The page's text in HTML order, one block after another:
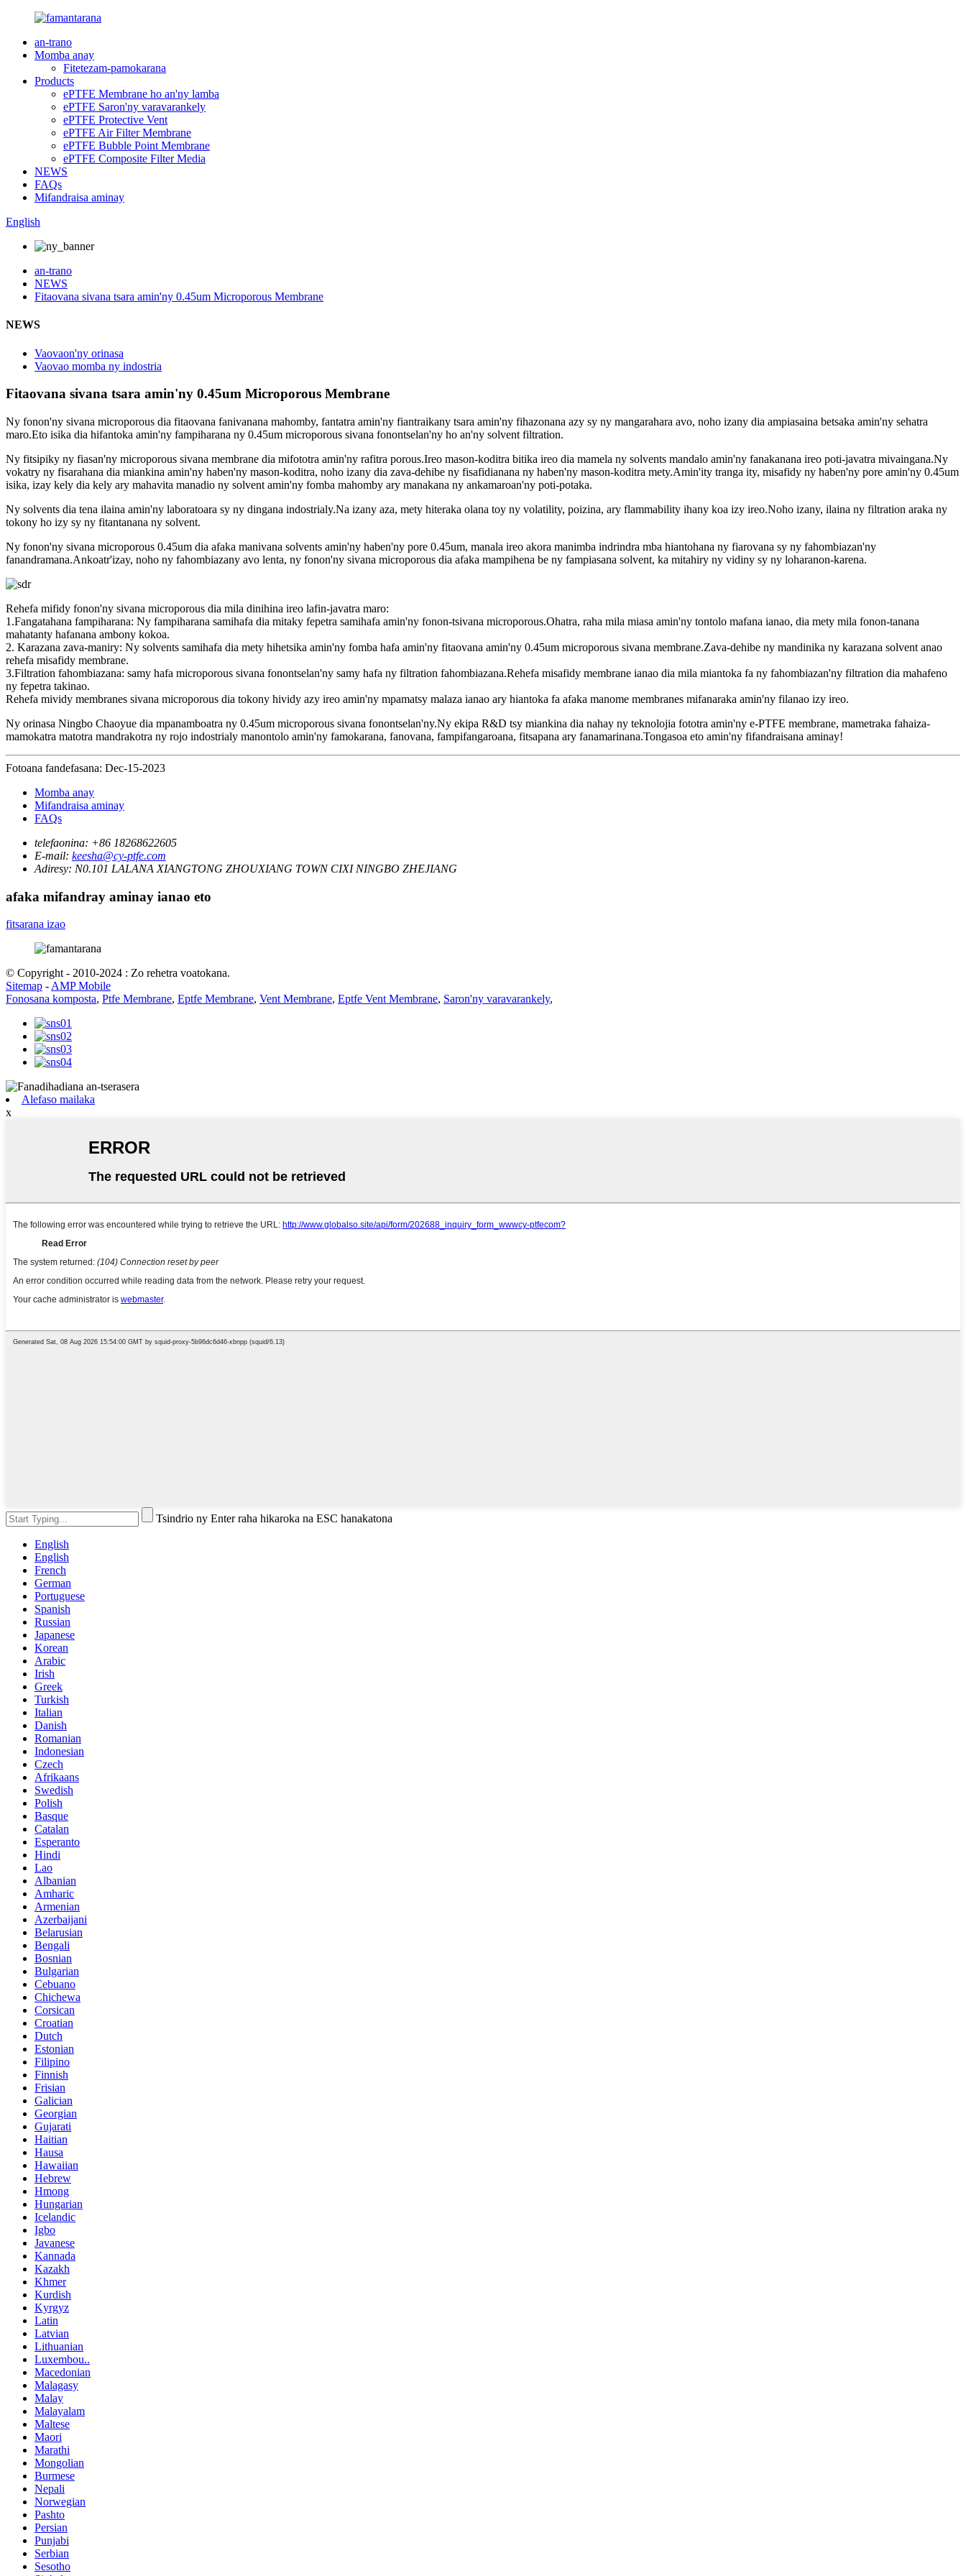
an-trano
Momba anay
Fitetezam-pamokarana
Products
ePTFE Membrane ho an'ny lamba
ePTFE Saron'ny varavarankely
ePTFE Protective Vent
ePTFE Air Filter Membrane
ePTFE Bubble Point Membrane
ePTFE Composite Filter Media
NEWS
FAQs
Mifandraisa aminay
English
an-trano
NEWS
Fitaovana sivana tsara amin'ny 0.45um Microporous Membrane
NEWS
Vaovaon'ny orinasa
Vaovao momba ny indostria
Fitaovana sivana tsara amin'ny 0.45um Microporous Membrane
Ny fonon'ny sivana microporous dia fitaovana fanivanana mahomby, fantatra amin'ny fiantraikany tsara amin'ny fihazonana azy sy ny mangarahara avo, noho izany dia ampiasaina betsaka amin'ny sehatra
maro.Eto isika dia hifantoka amin'ny fampiharana ny 0.45um microporous sivana fonontselan'ny ho an'ny solvent filtration.
Ny fitsipiky ny fiasan'ny microporous sivana membrane dia mifototra amin'ny rafitra porous.Ireo mason-koditra bitika ireo dia mamela ny solvents mandalo amin'ny fanakanana ireo poti-javatra mivaingana.Ny
vokatry ny fisarahana dia miankina amin'ny haben'ny mason-koditra, noho izany dia zava-dehibe ny fisafidianana ny haben'ny mason-koditra mety.Amin'ity tranga ity, misafidy ny haben'ny pore amin'ny 0.45um
isika, izay kely dia kely ary mahavita manadio ny solvent amin'ny fomba mahomby ary manakana ny ankamaroan'ny poti-potaka.
Ny solvents dia tena ilaina amin'ny laboratoara sy ny dingana indostrialy.Na izany aza, mety hiteraka olana toy ny volatility, poizina, ary flammability ihany koa izy ireo.Noho izany, ilaina ny filtration araka ny
tokony ho izy sy ny fitantanana ny solvent.
Ny fonon'ny sivana microporous 0.45um dia afaka manivana solvents amin'ny haben'ny pore 0.45um, manala ireo akora manimba indrindra mba hiantohana ny fiarovana sy ny fahombiazan'ny
fanandramana.Ankoatr'izay, noho ny fahombiazany avo lenta, ny fonon'ny sivana microporous dia afaka mampihena be ny fampiasana solvent, ka mitahiry ny vidiny sy ny loharanon-karena.
Rehefa mifidy fonon'ny sivana microporous dia mila dinihina ireo lafin-javatra maro:
1.Fangatahana fampiharana: Ny fampiharana samihafa dia mitaky fepetra samihafa amin'ny fonon-tsivana microporous.Ohatra, raha mila miasa amin'ny tontolo mafana ianao, dia mety mila fonon-tanana
mahatanty hafanana ambony kokoa.
2. Karazana zava-maniry: Ny solvents samihafa dia mety hihetsika amin'ny fomba hafa amin'ny fitaovana amin'ny 0.45um microporous sivana membrane.Zava-dehibe ny mandinika ny karazana solvent anao
rehefa misafidy membrane.
3.Filtration fahombiazana: samy hafa microporous sivana fonontselan'ny samy hafa ny filtration fahombiazana.Rehefa misafidy membrane ianao dia mila miantoka fa ny fahombiazan'ny filtration dia mahafeno
ny fepetra takinao.
Rehefa mividy membranes sivana microporous dia tokony hividy azy ireo amin'ny mpamatsy malaza ianao ary hiantoka fa afaka manome membranes mifanaraka amin'ny filanao izy ireo.
Ny orinasa Ningbo Chaoyue dia mpanamboatra ny 0.45um microporous sivana fonontselan'ny.Ny ekipa R&D tsy miankina dia nahay ny teknolojia fototra amin'ny e-PTFE membrane, mametraka fahaiza-
mamokatra matotra mandrakotra ny rojo indostrialy manontolo amin'ny famokarana, fanovana, fampifangaroana, fitsapana ary fanamarinana.Tongasoa eto amin'ny fifandraisana aminay!
Fotoana fandefasana: Dec-15-2023
Momba anay
Mifandraisa aminay
FAQs
telefaonina: +86 18268622605
E-mail: keesha@cy-ptfe.com
Adiresy: N0.101 LALANA XIANGTONG ZHOUXIANG TOWN CIXI NINGBO ZHEJIANG
afaka mifandray aminay ianao eto
fitsarana izao
© Copyright - 2010-2024 : Zo rehetra voatokana.
Sitemap -AMP Mobile
Fonosana komposta, Ptfe Membrane, Eptfe Membrane, Vent Membrane, Eptfe Vent Membrane, Saron'ny varavarankely,
Alefaso mailaka
x
Tsindrio ny Enter raha hikaroka na ESC hanakatona
English
English
French
German
Portuguese
Spanish
Russian
Japanese
Korean
Arabic
Irish
Greek
Turkish
Italian
Danish
Romanian
Indonesian
Czech
Afrikaans
Swedish
Polish
Basque
Catalan
Esperanto
Hindi
Lao
Albanian
Amharic
Armenian
Azerbaijani
Belarusian
Bengali
Bosnian
Bulgarian
Cebuano
Chichewa
Corsican
Croatian
Dutch
Estonian
Filipino
Finnish
Frisian
Galician
Georgian
Gujarati
Haitian
Hausa
Hawaiian
Hebrew
Hmong
Hungarian
Icelandic
Igbo
Javanese
Kannada
Kazakh
Khmer
Kurdish
Kyrgyz
Latin
Latvian
Lithuanian
Luxembou..
Macedonian
Malagasy
Malay
Malayalam
Maltese
Maori
Marathi
Mongolian
Burmese
Nepali
Norwegian
Pashto
Persian
Punjabi
Serbian
Sesotho